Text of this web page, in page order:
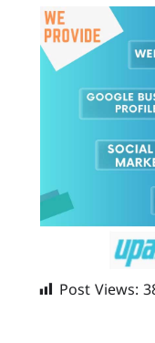
Post Views: